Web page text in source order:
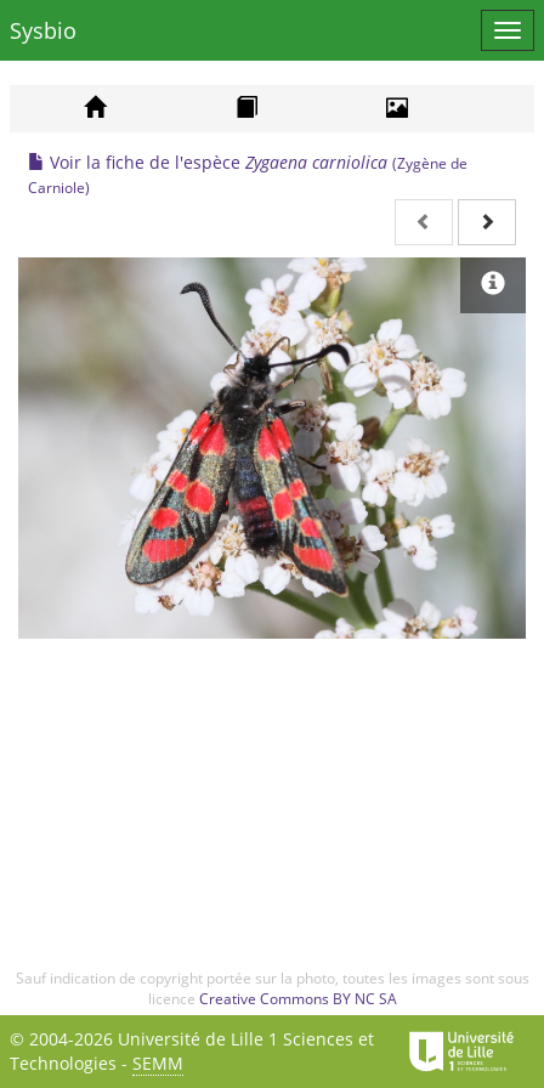
le
Sysbio
Voir la fiche de l'espèce Zygaena carniolica (Zygène de
Carniole)
Sauf indication de copyright portée sur la photo, toutes les images sont sous
licence Creative Commons BY NC SA
© 2004-2026 Université de Lille 1 Sciences et
Technologies - SEMM